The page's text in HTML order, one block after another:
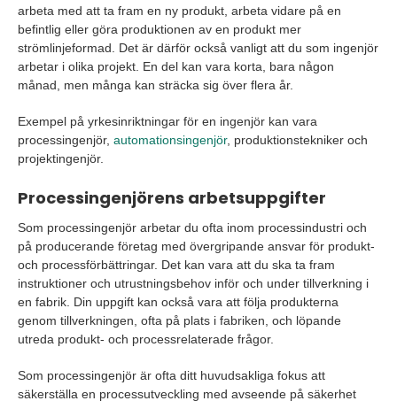
arbeta med att ta fram en ny produkt, arbeta vidare på en
befintlig eller göra produktionen av en produkt mer
strömlinjeformad. Det är därför också vanligt att du som ingenjör
arbetar i olika projekt. En del kan vara korta, bara någon
månad, men många kan sträcka sig över flera år.
Exempel på yrkesinriktningar för en ingenjör kan vara
processingenjör, automationsingenjör, produktionstekniker och
projektingenjör.
Processingenjörens arbetsuppgifter
Som processingenjör arbetar du ofta inom processindustri och
på producerande företag med övergripande ansvar för produkt-
och processförbättringar. Det kan vara att du ska ta fram
instruktioner och utrustningsbehov inför och under tillverkning i
en fabrik. Din uppgift kan också vara att följa produkterna
genom tillverkningen, ofta på plats i fabriken, och löpande
utreda produkt- och processrelaterade frågor.
Som processingenjör är ofta ditt huvudsakliga fokus att
säkerställa en processutveckling med avseende på säkerhet